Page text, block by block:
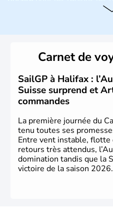
territoire de la ville de
sous le contrôle des
pays a été obtenue au
étalé de 1867 à 1982. Le
aujourd'hui appelé
du XXème siècle lors
Nord.
Carnet de
SailGP à Halifax :
Suisse surprend et
commandes
La première journée du
tenu toutes ses
Entre vent instable,
retours très attendus,
domination tandis que la
victoire de la saison 2026.